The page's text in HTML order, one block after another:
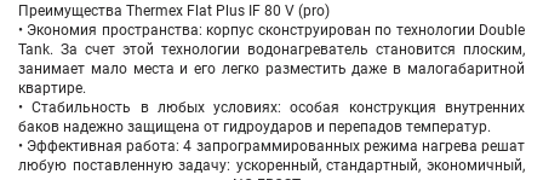
Преимущества Thermex Flat Plus IF 80 V (pro)
• Экономия пространства: корпус сконструирован по технологии Double
Tank. За счет этой технологии водонагреватель становится плоским,
занимает мало места и его легко разместить даже в малогабаритной
квартире.
• Стабильность в любых условиях: особая конструкция внутренних
баков надежно защищена от гидроударов и перепадов температур.
• Эффективная работа: 4 запрограммированных режима нагрева решат
любую поставленную задачу: ускоренный, стандартный, экономичный,